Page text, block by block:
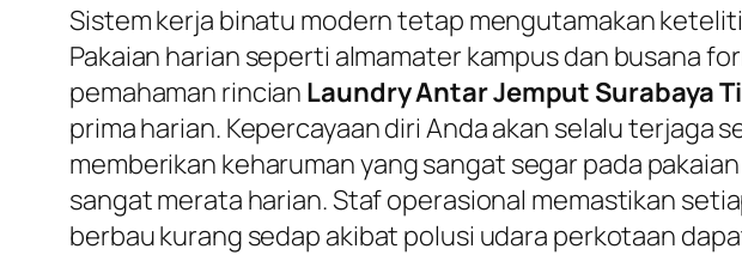
Sistem kerja binatu modern tetap mengutamakan
Pakaian harian seperti almamater kampus dan busana
pemahaman rincian Laundry Antar Jemput Surabaya
prima harian. Kepercayaan diri Anda akan selalu
memberikan keharuman yang sangat segar pada
sangat merata harian. Staf operasional memastikan
berbau kurang sedap akibat polusi udara perkotaan